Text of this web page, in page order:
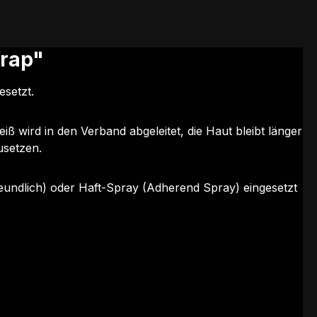
wird in den Verband abgeleitet, die Haut bleibt länger
oder Haft-Spray (Adherend Spray) eingesetzt